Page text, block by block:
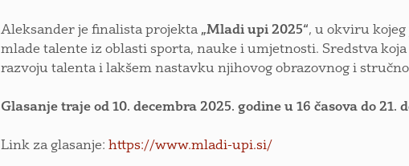
Aleksander je finalista projekta „Mladi upi 2025“, u okviru
mlade talente iz oblasti sporta, nauke i umjetnosti. Sredstva
razvoju talenta i lakšem nastavku njihovog obrazovnog i
Glasanje traje od 10. decembra 2025. godine u 16 časova do 21.
Link za glasanje:https://www.mladi-upi.si/